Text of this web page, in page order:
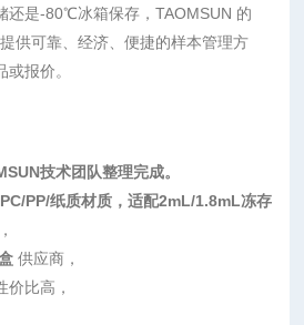
还是-80℃冰箱保存，TAOMSUN 的
供可靠、经济、便捷的样本管理方
报价。
技术团队整理完成。
PP/纸质材质，适配2mL/1.8mL冻存
供应商，
价比高，